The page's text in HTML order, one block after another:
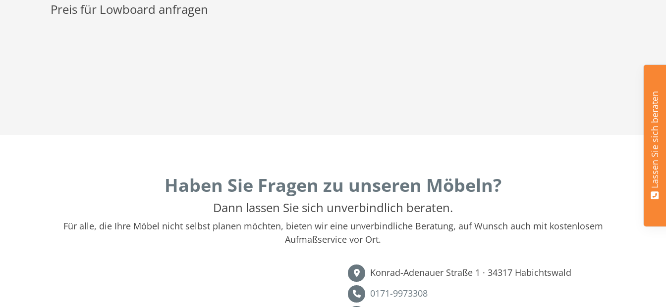
Preis für Lowboard anfragen
Haben Sie Fragen zu unseren Möbeln?
Dann lassen Sie sich unverbindlich beraten.
Für alle, die Ihre Möbel nicht selbst planen möchten, bieten wir eine unverbindliche Beratung, auf Wunsch auch mit kostenlosem
Aufmaßservice vor Ort.
Konrad-Adenauer Straße 1 · 34317 Habichtswald
0171-9973308
Lassen Sie sich beraten